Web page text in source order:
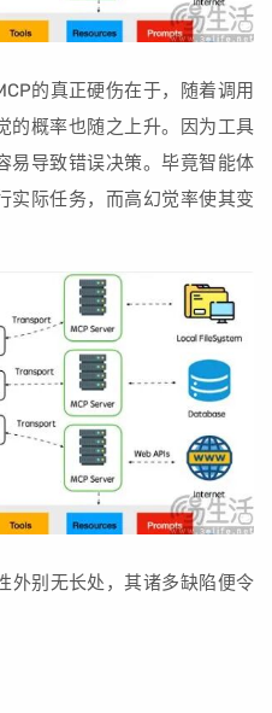
的真正硬伤在于，随着调用
的概率也随之上升。因为工具
易导致错误决策。毕竟智能体
实际任务，而高幻觉率使其变
外别无长处，其诸多缺陷便令